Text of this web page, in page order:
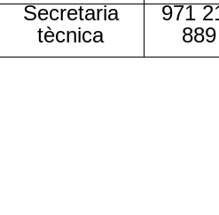
Secretaria
tècnica
971
889